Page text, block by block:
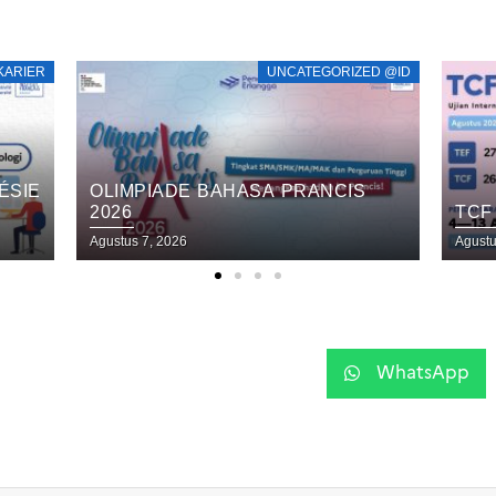
@ID UNCATEGORIZED @ID
TCF TEF SESI AGUSTUS 2026
Agustus 5, 2026
–
Juli
WhatsApp